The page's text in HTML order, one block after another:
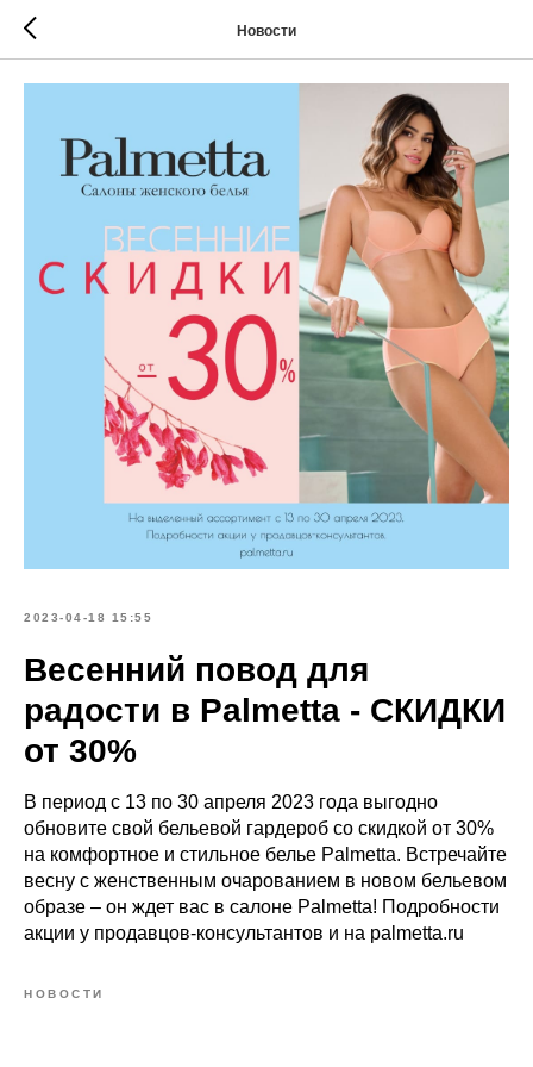
Новости
2023-04-18 15:55
Весенний повод для
радости в Palmetta - СКИДКИ
от 30%
В период с 13 по 30 апреля 2023 года выгодно
обновите свой бельевой гардероб со скидкой от 30%
на комфортное и стильное белье Palmetta. Встречайте
весну с женственным очарованием в новом бельевом
образе – он ждет вас в салоне Palmetta! Подробности
акции у продавцов-консультантов и на palmetta.ru
НОВОСТИ